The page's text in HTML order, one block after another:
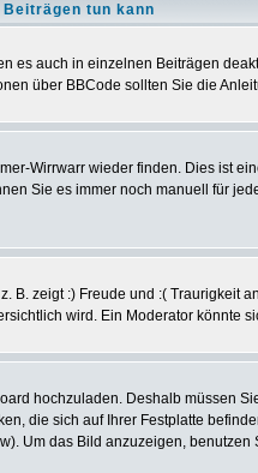
tun kann
auch in einzelnen Beiträgen
über BBCode sollten Sie die
Wirrwarr wieder finden. Dies ist
Sie es immer noch manuell für
zeigt :) Freude und :( Traurigkeit
wird. Ein Moderator könnte
hochzuladen. Deshalb müssen
die sich auf Ihrer Festplatte
Um das Bild anzuzeigen,